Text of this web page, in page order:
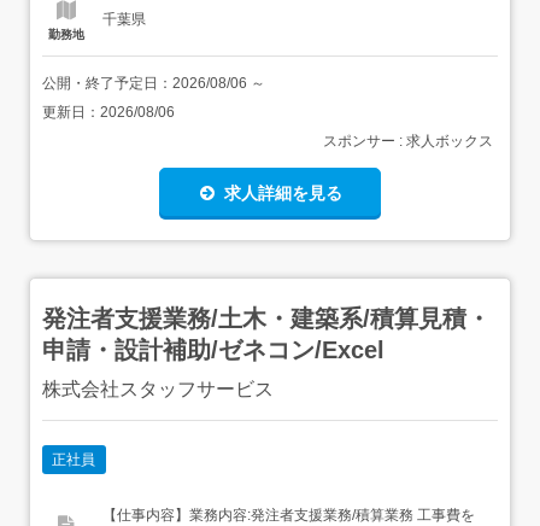
勤務地
千葉県
公開・終了予定日： 2026/08/06 ～
更新日： 2026/08/06
スポンサー : 求人ボックス
求人詳細を見る
発注者支援業務/土木・建築系/積算見積・
申請・設計補助/ゼネコン/Excel
株式会社スタッフサービス
正社員
【仕事内容】業務内容:発注者支援業務/積算業務 工事費を